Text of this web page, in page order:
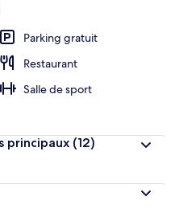
b
n
Parking gratuit
Restaurant
Salle de sport
principaux (12)